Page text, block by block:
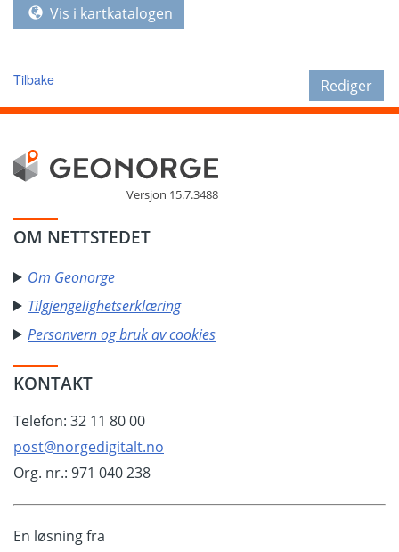
Vis i kartkatalogen
Rediger
Tilbake